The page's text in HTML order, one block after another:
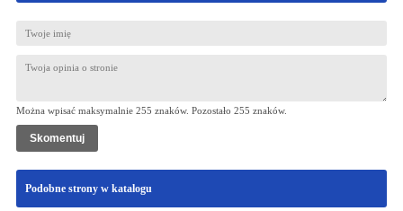
Można wpisać maksymalnie 255 znaków. Pozostało 255 znaków.
Podobne strony w katalogu